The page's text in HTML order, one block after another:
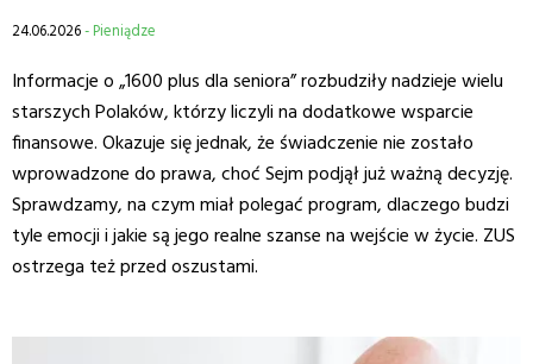
24.06.2026- Pieniądze
Informacje o „1600 plus dla seniora” rozbudziły nadzieje wielu
starszych Polaków, którzy liczyli na dodatkowe wsparcie
finansowe. Okazuje się jednak, że świadczenie nie zostało
wprowadzone do prawa, choć Sejm podjął już ważną decyzję.
Sprawdzamy, na czym miał polegać program, dlaczego budzi
tyle emocji i jakie są jego realne szanse na wejście w życie. ZUS
ostrzega też przed oszustami.